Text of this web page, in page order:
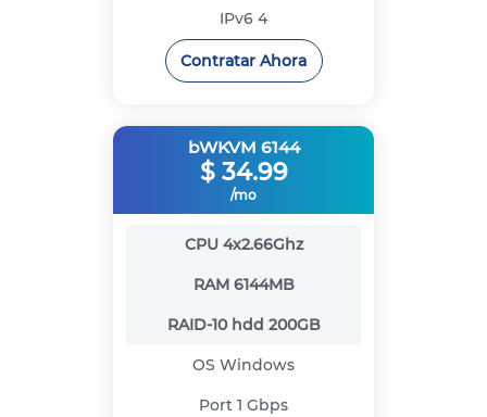
IPv6 4
Contratar Ahora
bWKVM 6144
$ 34.99
/mo
CPU 4x2.66Ghz
RAM 6144MB
RAID-10 hdd 200GB
OS Windows
Port 1 Gbps